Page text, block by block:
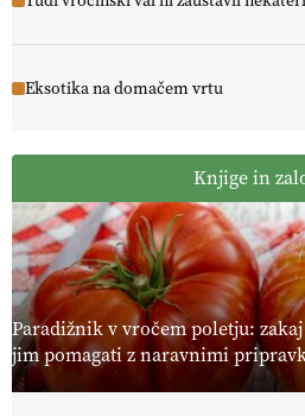
Eksotika na domačem vrtu
Knjige in
Paradižnik v vročem poletju:
jim pomagati z naravnimi